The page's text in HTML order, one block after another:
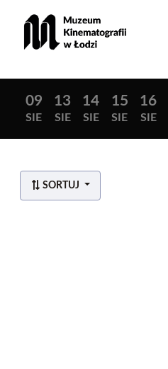
09
SIE
13
SIE
14
SIE
15
SIE
16
SIE
SORTUJ